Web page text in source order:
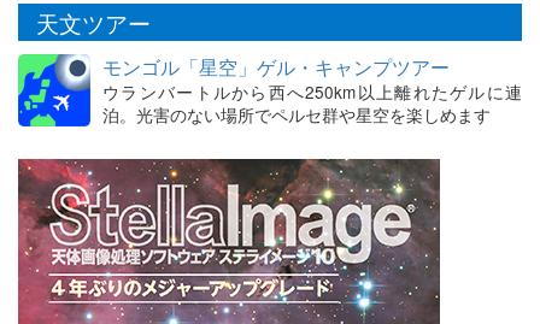
天文ツアー
モンゴル「星空」ゲル・キャンプツアー
ウランバートルから西へ250km以上離れたゲルに連
泊。光害のない場所でペルセ群や星空を楽しめます